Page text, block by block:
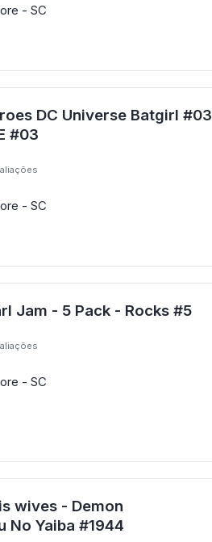
- SC
DC Universe Batgirl #03
- DC UNIVERSE #03
- SC
Funko Pop Pearl Jam - 5 Pack - Rocks #5
- SC
wives - Demon
Slayer:Kimetsu No Yaiba #1944